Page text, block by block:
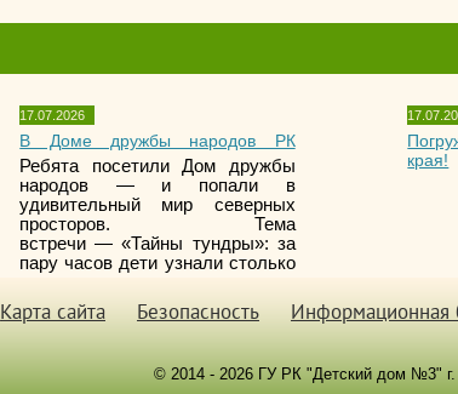
17.07.2026
В Доме дружбы народов РК
Ребята посетили Дом дружбы
народов — и попали в
удивительный мир северных
просторов. Тема
встречи — «Тайны тундры»: за
пару часов дети узнали столько
надолго!
края!
Карта сайта Безопасность Информационная
© 2014 - 2026 ГУ РК "Детский дом №3"